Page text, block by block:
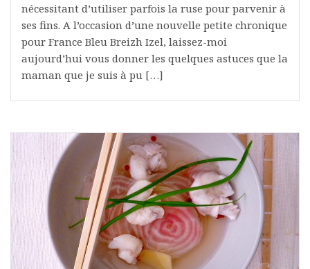
nécessitant d’utiliser parfois la ruse pour parvenir à
ses fins. A l’occasion d’une nouvelle petite chronique
pour France Bleu Breizh Izel, laissez-moi
aujourd’hui vous donner les quelques astuces que la
maman que je suis à pu […]